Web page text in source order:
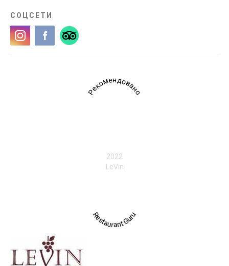
СОЦСЕТИ
Рекомендовано
2022
LeVin
Restaurant Guru